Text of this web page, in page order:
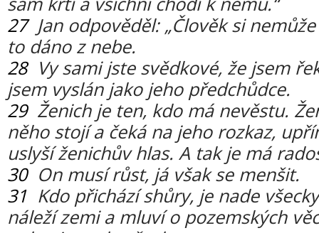
27 Jan odpověděl: „Člověk si
to dáno z nebe.
28 Vy sami jste svědkové, že jsem
jsem vyslán jako jeho předchůdce.
29 Ženich je ten, kdo má nevěstu.
něho stojí a čeká na jeho rozkaz,
uslyší ženichův hlas. A tak je má
30 On musí růst, já však se menšit.
31 Kdo přichází shůry, je nade
náleží zemi a mluví o pozemských